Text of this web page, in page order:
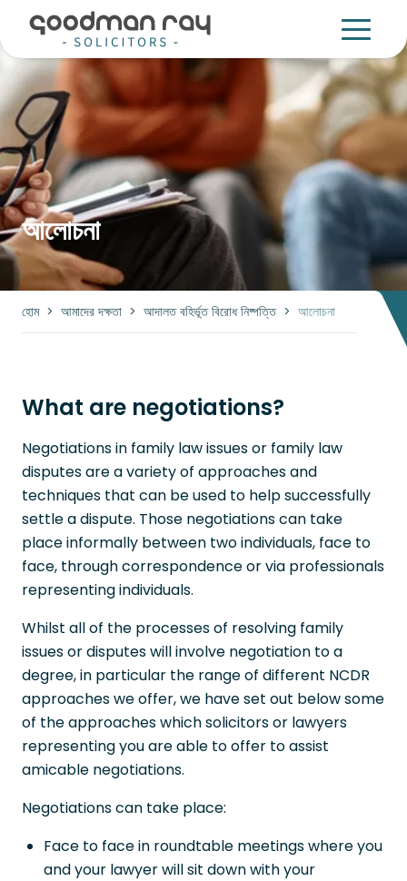
হোম> আমাদের দক্ষতা > আদালত বহির্ভূত বিরোধ নিষ্পত্তি> আলোচনা
আলোচনা
What are negotiations?
Negotiations in family law issues or family law
disputes are a variety of approaches and
techniques that can be used to help successfully
settle a dispute. Those negotiations can take
place informally between two individuals, face to
face, through correspondence or via professionals
representing individuals.
Whilst all of the processes of resolving family
issues or disputes will involve negotiation to a
degree, in particular the range of different NCDR
approaches we offer, we have set out below some
of the approaches which solicitors or lawyers
representing you are able to offer to assist
amicable negotiations.
Negotiations can take place:
Face to face in roundtable meetings where you
and your lawyer will sit down with your